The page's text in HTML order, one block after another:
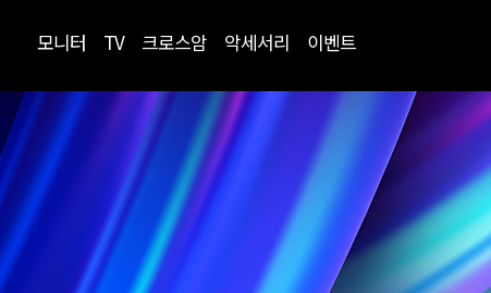
모니터 TV 크로스암 악세서리 이벤트